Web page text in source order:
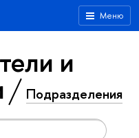
Меню
и
Подразделения